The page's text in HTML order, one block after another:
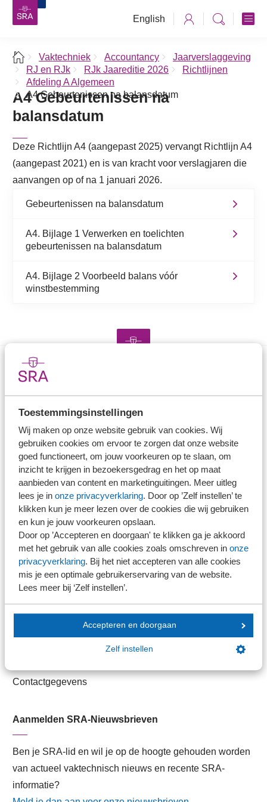
Toestemmingsinstellingen
Wij maken op onze website gebruik van cookies. Wij
gebruiken cookies om ervoor te zorgen dat onze website
goed functioneert, om jouw voorkeuren op te slaan, om
inzicht te krijgen in bezoekersgedrag en het op maat
aanbieden van content en marketinguitingen. Meer uitleg
lees je in onze privacyverklaring. Door op ’Zelf instellen’ te
klikken kun je meer lezen over de cookies die wij gebruiken
en kun je jouw voorkeuren opslaan.
Door op ’Accepteren en doorgaan' te klikken ga je akkoord
met het gebruik van alle cookies zoals omschreven in onze
privacyverklaring. Bij het niet accepteren van alle cookies
mis je een optimale gebruikerservaring van de website.
Lees meer bij ‘Zelf instellen’.
Accepteren en doorgaan
Zelf instellen
English
Vaktechniek Accountancy
Jaarverslaggeving
RJ en RJk
RJk Jaareditie 2026
Richtlijnen
Afdeling A Algemeen
A4 Gebeurtenissen na balansdatum
A4 Gebeurtenissen na
balansdatum
Deze Richtlijn A4 (aangepast 2025) vervangt Richtlijn A4
(aangepast 2021) en is van kracht voor verslagjaren die
aanvangen op of na 1 januari 2026.
Gebeurtenissen na balansdatum
A4. Bijlage 1 Verwerken en toelichten
gebeurtenissen na balansdatum
A4. Bijlage 2 Voorbeeld balans vóór
winstbestemming
Direct naar
Stel je vaktechnische vraag
Branche in Zicht
Dossiers
Kantoorvinder
Nieuwsbank
Handige links
Veilig bestanden delen
SRA-gecertificeerd
Werken bij SRA
Contactgegevens
Aanmelden SRA-Nieuwsbrieven
Ben je SRA-lid en wil je op de hoogte gehouden worden
van actueel vaktechnisch nieuws en recente SRA-
informatie?